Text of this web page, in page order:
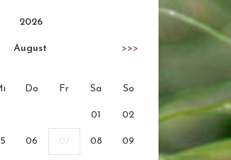
2026
August >>>
Do Fr Sa So
01 02
06 07 08 09